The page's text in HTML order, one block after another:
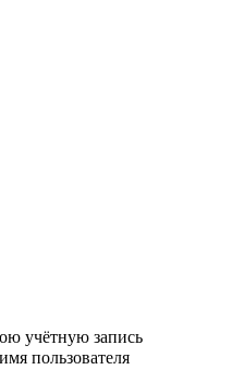
учётную запись
пользователя